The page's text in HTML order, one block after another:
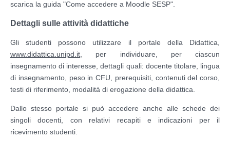
scarica la guida "Come accedere a Moodle SESP".
Dettagli sulle attività didattiche
Gli studenti possono utilizzare il portale della Didattica,
www.didattica.unipd.it , per individuare, per ciascun
insegnamento di interesse, dettagli quali: docente titolare, lingua
di insegnamento, peso in CFU, prerequisiti, contenuti del corso,
testi di riferimento, modalità di erogazione della didattica.
Dallo stesso portale si può accedere anche alle schede dei
singoli docenti, con relativi recapiti e indicazioni per il
ricevimento studenti.